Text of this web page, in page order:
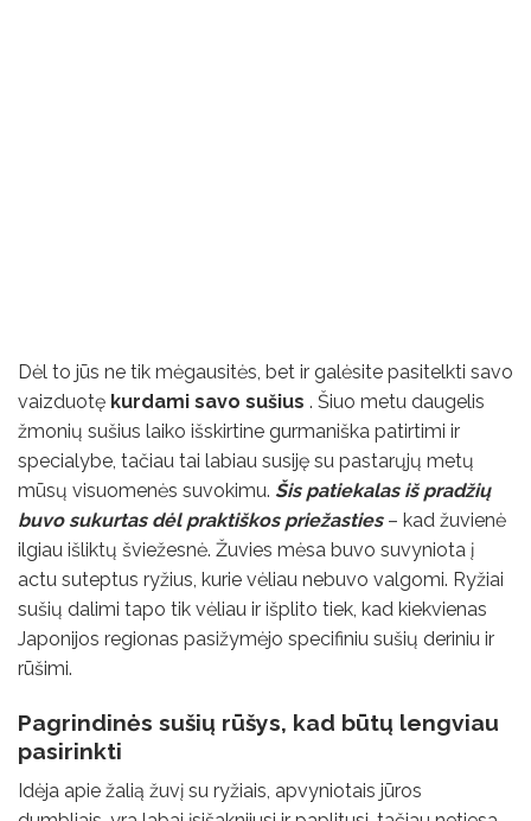
Dėl to jūs ne tik mėgausitės, bet ir galėsite pasitelkti savo
vaizduotę kurdami savo sušius . Šiuo metu daugelis
žmonių sušius laiko išskirtine gurmaniška patirtimi ir
specialybe, tačiau tai labiau susiję su pastarųjų metų
mūsų visuomenės suvokimu. Šis patiekalas iš pradžių
buvo sukurtas dėl praktiškos priežasties– kad žuvienė
ilgiau išliktų šviežesnė. Žuvies mėsa buvo suvyniota į
actu suteptus ryžius, kurie vėliau nebuvo valgomi. Ryžiai
sušių dalimi tapo tik vėliau ir išplito tiek, kad kiekvienas
Japonijos regionas pasižymėjo specifiniu sušių deriniu ir
rūšimi.
Pagrindinės sušių rūšys, kad būtų lengviau
pasirinkti
Idėja apie žalią žuvį su ryžiais, apvyniotais jūros